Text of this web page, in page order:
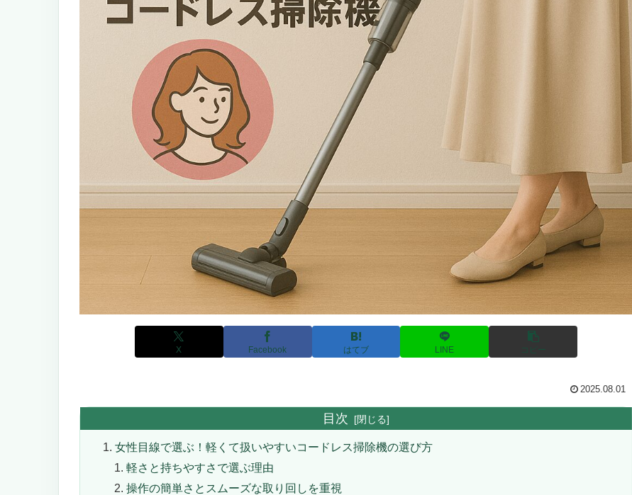
X Facebook はてブ LINE コピー
2025.08.01
目次
女性目線で選ぶ！軽くて扱いやすいコードレス掃除機の選び方
軽さと持ちやすさで選ぶ理由
操作の簡単さとスムーズな取り回しを重視